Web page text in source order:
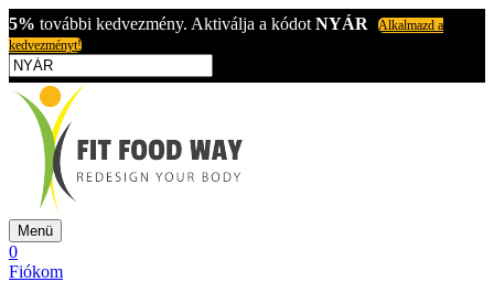
5% további kedvezmény. Aktiválja a kódot NYÁR
Alkalmazd a
kedvezményt!
Menü
0
Fiókom